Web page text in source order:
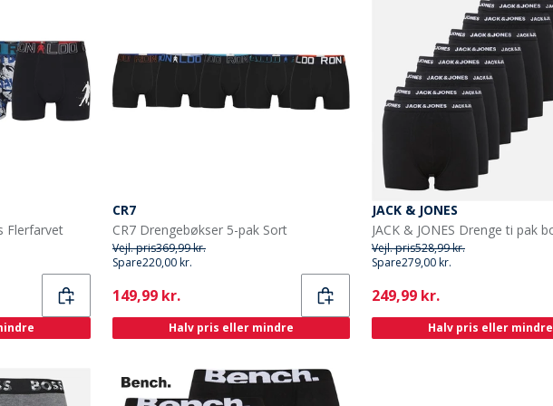
Flerfarvet
CR7
CR7 Drengebøkser 5-pak Sort
Vejl. pris369,99 kr.
Spare220,00 kr.
Current
149,99 kr.
Halv pris eller mindre
JACK & JONES
Vejl. pris528,99 kr.
Spare279,00 kr.
Current
249,99 kr.
Halv pris eller mindre